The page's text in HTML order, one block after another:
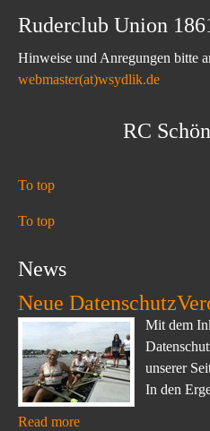
Ruderclub Union
Hinweise und Anregungen bitte
webmaster(at)wsydlik.de
RC
To top
To top
News
Neue
Mit dem
unserer
In den
Read more